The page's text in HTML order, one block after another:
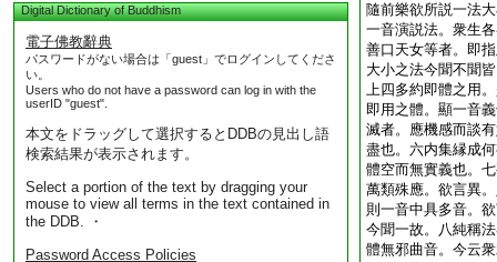
Digital Dictionary of Buddhism
電子佛教辭典
パスワードがない場合は「guest」でログインしてくださ
い。
Users who do not have a password can log in with the
userID "guest".
本文をドラッグして選択するとDDBの見出し語
検索結果が表示されます。
Select a portion of the text by dragging your
mouse to view all terms in the text contained in
the DDB. ・
Password Access Policies
隨前樂欲所説一法
一音演説法。衆生
善口天女等者。即
大小之法今聞不聞
上四多約即體之用
即用之體。顯一音
滅者。應機感而談
盡也。六内集縁成
體空而無實義也。
萬類殊應。欲言異
則一音中具多音。
今聞一故。八純稱
體無邪曲音。今云